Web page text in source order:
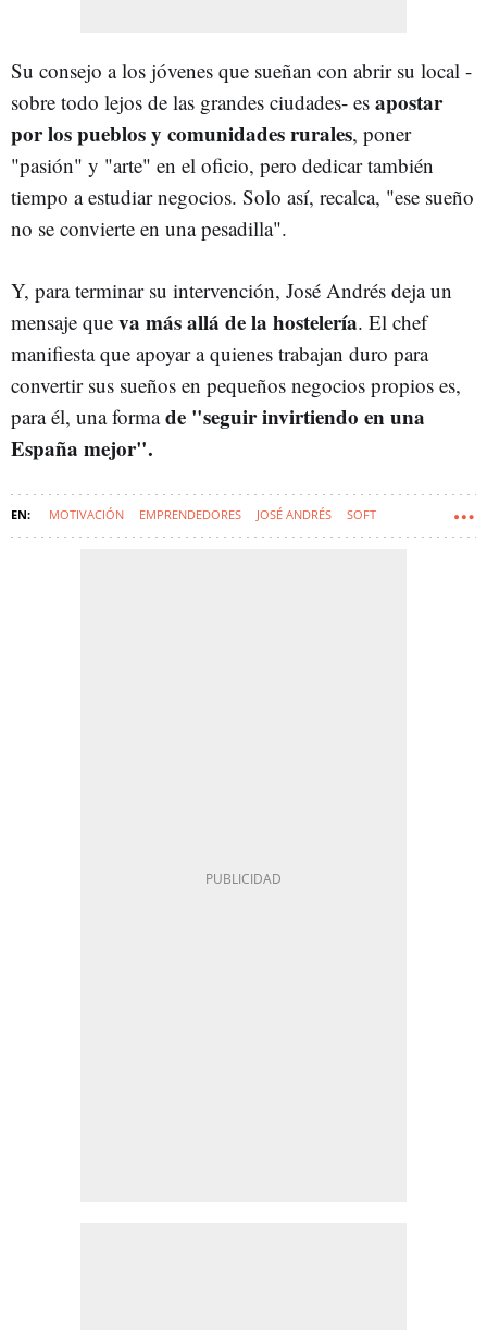
Su consejo a los jóvenes que sueñan con abrir su local -
sobre todo lejos de las grandes ciudades- es apostar
por los pueblos y comunidades rurales, poner
"pasión" y "arte" en el oficio, pero dedicar también
tiempo a estudiar negocios. Solo así, recalca, "ese sueño
no se convierte en una pesadilla".
Y, para terminar su intervención, José Andrés deja un
mensaje que va más allá de la hostelería. El chef
manifiesta que apoyar a quienes trabajan duro para
convertir sus sueños en pequeños negocios propios es,
para él, una formade "seguir invirtiendo en una
España mejor".
MOTIVACIÓN EMPRENDEDORES JOSÉ ANDRÉS SOFT